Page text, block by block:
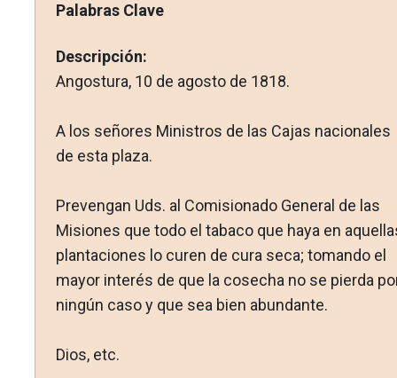
Palabras Clave
Descripción:
Angostura, 10 de agosto de 1818.
A los señores Ministros de las Cajas nacionales
de esta plaza.
Prevengan Uds. al Comisionado General de las
Misiones que todo el tabaco que haya en
plantaciones lo curen de cura seca; tomando el
mayor interés de que la cosecha no se pierda
ningún caso y que sea bien abundante.
Dios, etc.